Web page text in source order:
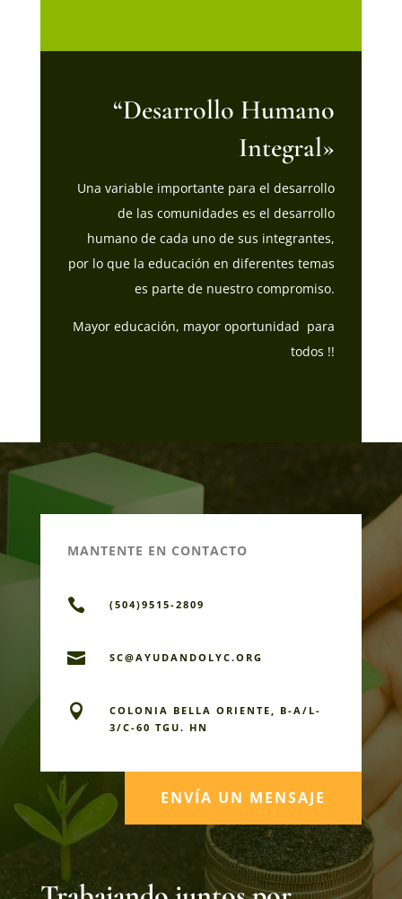
“Desarrollo Humano
Integral»
Una variable importante para el desarrollo
de las comunidades es el desarrollo
humano de cada uno de sus integrantes,
por lo que la educación en diferentes temas
es parte de nuestro compromiso.
Mayor educación, mayor oportunidad para
todos !!
MANTENTE EN CONTACTO
 (504)9515-2809
 SC@AYUDANDOLYC.ORG

COLONIA BELLA ORIENTE, B-A/L-
3/C-60 TGU. HN
ENVÍA UN MENSAJE